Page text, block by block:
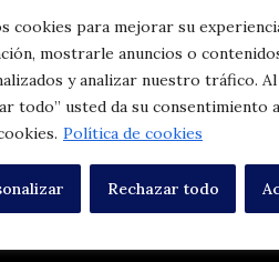
cookies para mejorar su
mostrarle anuncios o
y analizar nuestro tráfico.
todo” usted da su consentimiento
Política de cookies
Rechazar todo
722 88 97 87